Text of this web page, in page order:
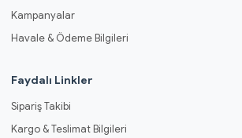
Kampanyalar
Havale & Ödeme Bilgileri
Faydalı Linkler
Sipariş Takibi
Kargo & Teslimat Bilgileri